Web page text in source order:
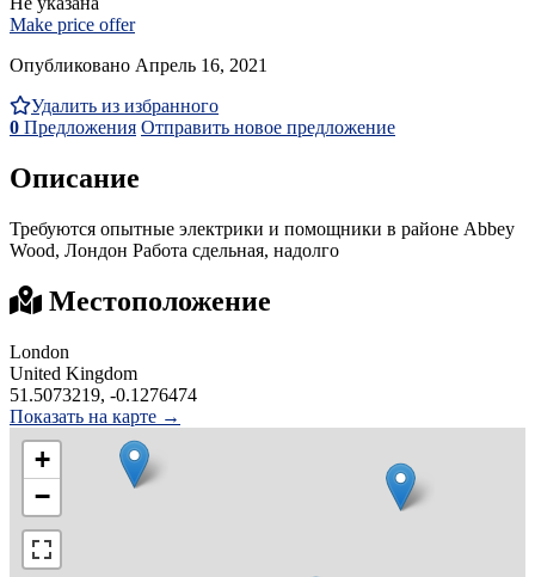
Make price offer
Опубликовано Апрель 16, 2021
Удалить из избранного
0 Предложения Отправить новое предложение
Описание
Требуются опытные электрики и помощники в районе Abbey
Wood, Лондон Работа сдельная, надолго
Местоположение
London
United Kingdom
51.5073219, -0.1276474
Показать на карте →
+
−